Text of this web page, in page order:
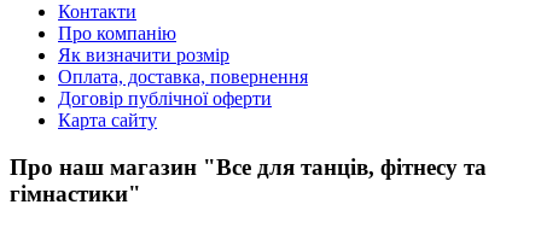
Контакти
Про компанію
Як визначити розмір
Оплата, доставка, повернення
Договір публічної оферти
Карта сайту
Про наш магазин "Все для танців, фітнесу та
гімнастики"